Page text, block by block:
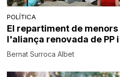
POLÍTICA
El repartiment de menors
l'aliança renovada de PP
Bernat Surroca Albet